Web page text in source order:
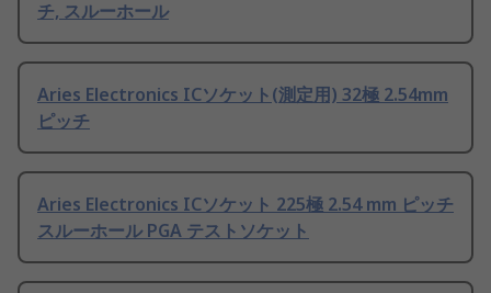
チ, スルーホール
Aries Electronics ICソケット(測定用) 32極 2.54mm
ピッチ
Aries Electronics ICソケット 225極 2.54 mm ピッチ
スルーホール PGA テストソケット